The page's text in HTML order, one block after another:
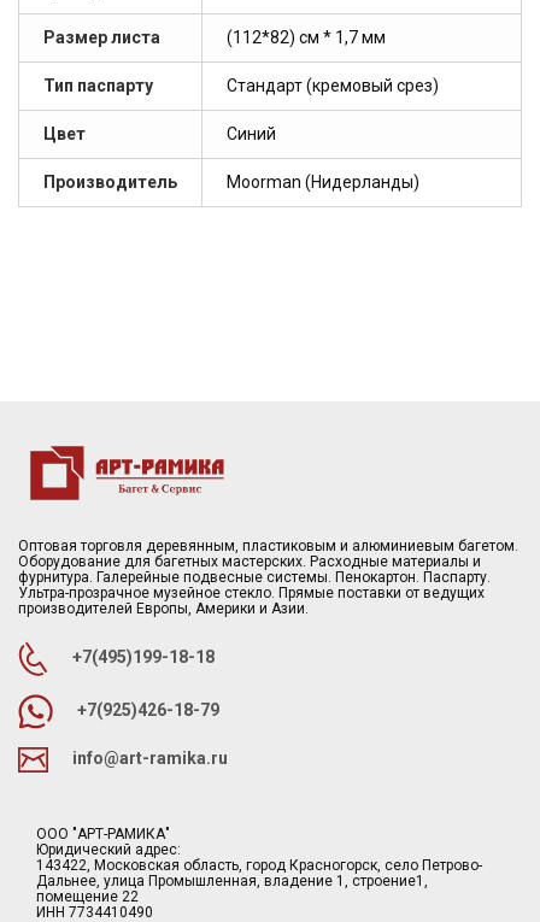
Размер листа (112*82) см * 1,7 мм
Тип паспарту Стандарт (кремовый срез)
Цвет Синий
Производитель Moorman (Нидерланды)
Оптовая торговля деревянным, пластиковым и алюминиевым багетом.
Оборудование для багетных мастерских. Расходные материалы и
фурнитура. Галерейные подвесные системы. Пенокартон. Паспарту.
Ультра-прозрачное музейное стекло. Прямые поставки от ведущих
производителей Европы, Америки и Азии.
+7(495)199-18-18
+7(925)426-18-79
info@art-ramika.ru
ООО "АРТ-РАМИКА"
Юридический адрес:
143422, Московская область, город Красногорск, село Петрово-
Дальнее, улица Промышленная, владение 1, строение1,
помещение 22
ИНН 7734410490